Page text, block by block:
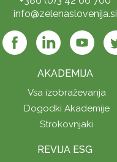
info@zelenaslovenija.si
AKADEMIJA
Vsa izobraževanja
Dogodki Akademije
Strokovnjaki
REVIJA ESG